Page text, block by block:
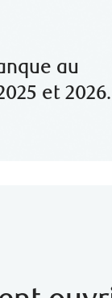
au
et 2026.